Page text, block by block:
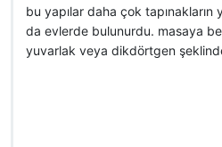
bu yapılar daha çok tapınakların
da evlerde bulunurdu. masaya
yuvarlak veya dikdörtgen